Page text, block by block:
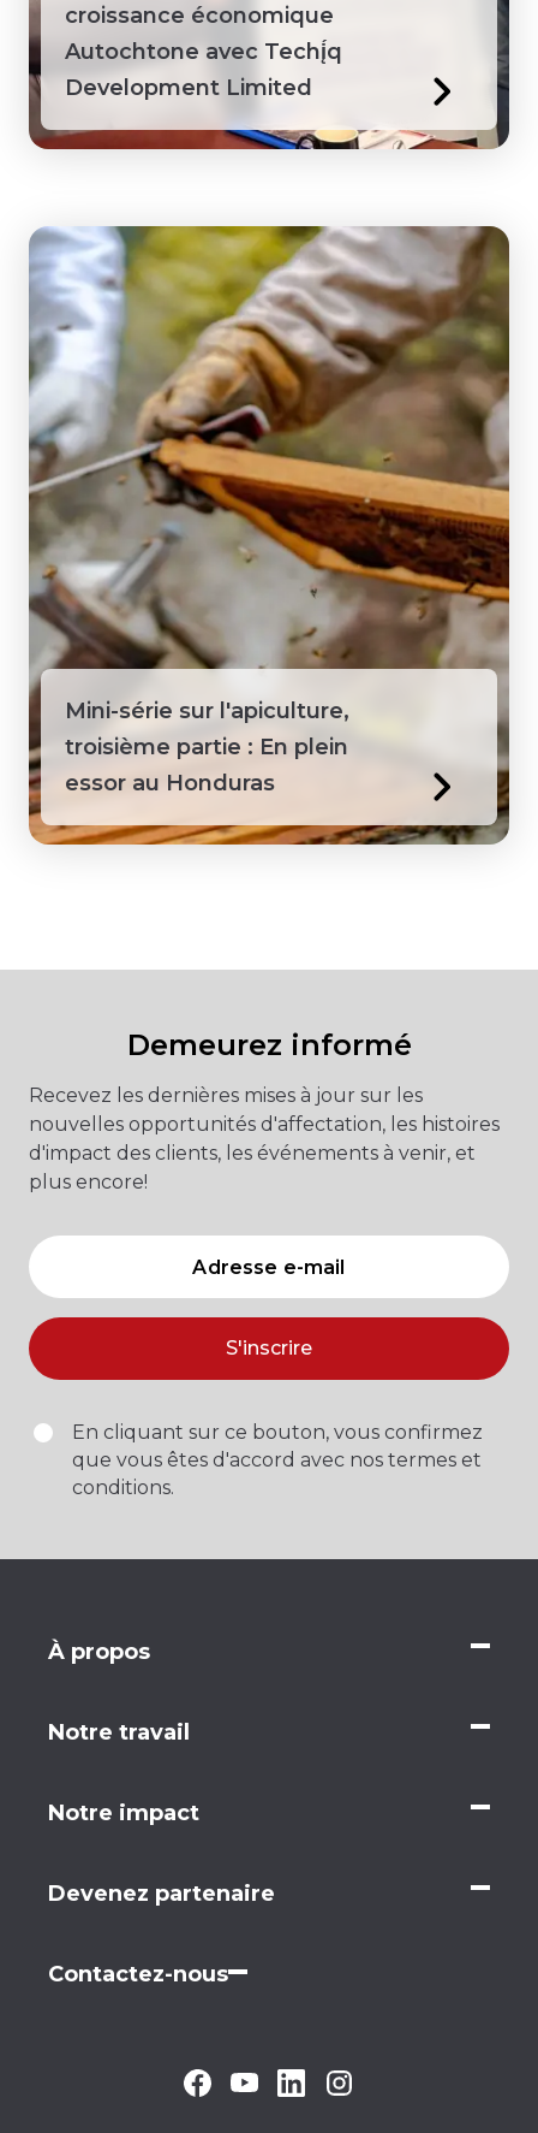
croissance économique
Autochtone avec Techį́q
Development Limited
Mini-série sur l'apiculture,
troisième partie : En plein
essor au Honduras
Demeurez informé
Recevez les dernières mises à jour sur les
nouvelles opportunités d'affectation, les histoires
d'impact des clients, les événements à venir, et
plus encore!
S'inscrire
En cliquant sur ce bouton, vous confirmez
que vous êtes d'accord avec nos termes et
conditions.
À propos
Notre travail
Notre impact
Devenez partenaire
Contactez-nous